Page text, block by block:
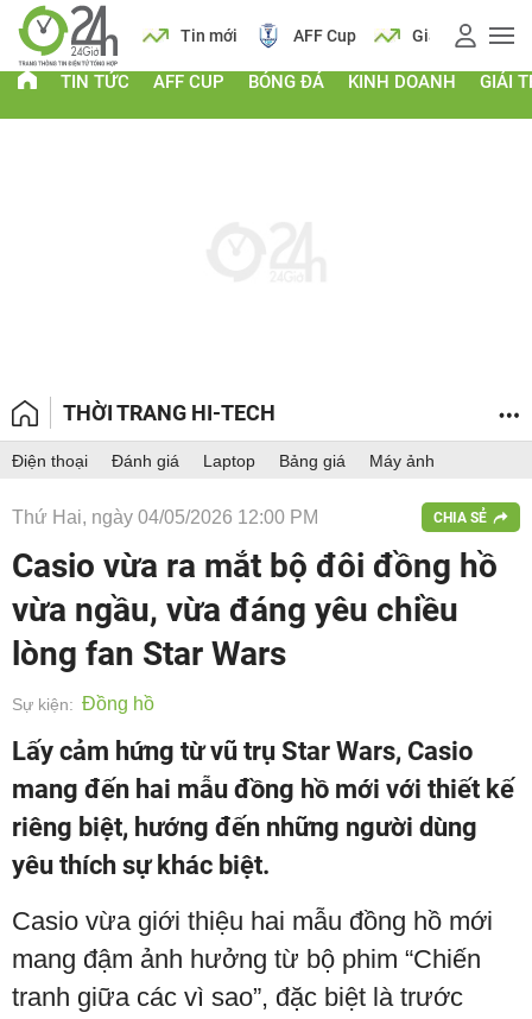
Lịch Tin mới AFF Cup Giá vàng
TIN TỨC AFF CUP BÓNG ĐÁ KINH DOANH GIẢI
THỜI TRANG HI-TECH
Điện thoại Đánh giá Laptop Bảng giá Máy ảnh
Thứ Hai, ngày 04/05/2026 12:00 PM CHIA SẺ
Casio vừa ra mắt bộ đôi đồng hồ
vừa ngầu, vừa đáng yêu chiều
lòng fan Star Wars
Sự kiện: Đồng hồ
Lấy cảm hứng từ vũ trụ Star Wars, Casio
mang đến hai mẫu đồng hồ mới với thiết kế
riêng biệt, hướng đến những người dùng
yêu thích sự khác biệt.
Casio vừa giới thiệu hai mẫu đồng hồ mới
mang đậm ảnh hưởng từ bộ phim “Chiến
tranh giữa các vì sao”, đặc biệt là trước